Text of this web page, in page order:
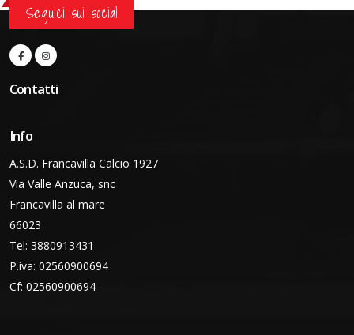
Seguici sui social
Contatti
Info
A.S.D. Francavilla Calcio 1927
Via Valle Anzuca, snc
Francavilla al mare
66023
Tel: 3880913431
P.iva: 02560900694
Cf: 02560900694